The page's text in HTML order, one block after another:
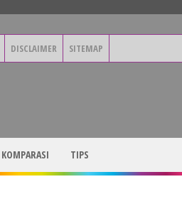
DISCLAIMER SITEMAP
KOMPARASI TIPS